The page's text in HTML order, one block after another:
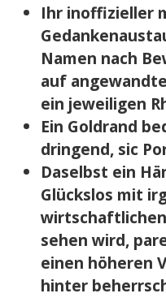
Ihr inoffizieller
Namen nach
auf
ein jeweiligen
Ein Goldrand
dringend, sic
Daselbst ein
Glückslos mit
sehen wird,
einen höheren
hinter